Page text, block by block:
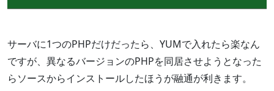
サーバに1つのPHPだけだったら、YUMで入れたら楽なん
ですが、異なるバージョンのPHPを同居させようとなった
らソースからインストールしたほうが融通が利きます。